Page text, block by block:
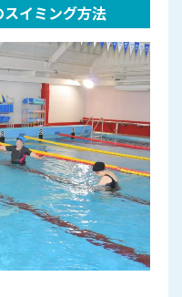
イミング方法